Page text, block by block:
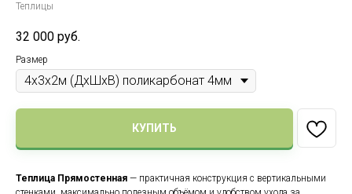
Теплицы
32 000 руб.
Размер
КУПИТЬ
Теплица Прямостенная — практичная конструкция с вертикальными